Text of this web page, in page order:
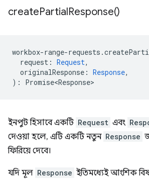
createPartialResponse()
workbox-range-requests .
request : Request,
originalResponse : Response,
) : Promise<Response>
ইনপুট হিসাবে একটি Request এবং
দেওয়া হলে, এটি একটি নতুন Response
ফিরিয়ে দেবে।
যদি মূল Response ইতিমধ্যেই আংশিক